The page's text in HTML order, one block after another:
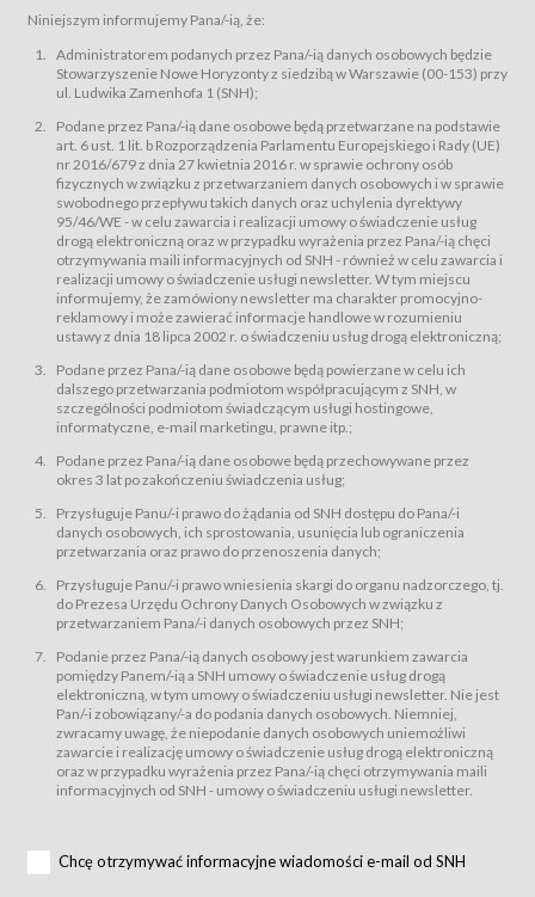
podmiotom z branży mediów i filmowej (Akredytacje);
Bilety – wybrane dokumenty potwierdzające zawarcie umowy z
Usługodawcą i uprawniające do wzięcia udziału w Wydarzeniu,
przewidziane przez Usługodawcę dla danego Wydarzenia, tj. uprawniające
do uczestnictwa w wielu albo w pojedynczych seansach filmowych,
Sklep – sklep internetowy prowadzony przez Usługodawcę w Serwisie;
Regulamin – niniejszy regulamin.
§ 2
Postanowienia ogólne
Regulamin określa zasady:
świadczenia Usługobiorcom Usług przez Usługodawcę, z
zastrzeżeniem usług, o których mowa w ust. 2 pkt. 4 i 5 poniżej, których
zasady świadczenia precyzują odrębne regulaminy,
przetwarzania przez Usługodawcę danych osobowych Usługobiorców
będących osobami fizycznymi.
świadczy Usługi drogą elektroniczną w rozumieniu ustawy z dnia 18 lipca
2002 r. o świadczeniu usług drogą elektroniczną (Dz.U. z 2002 r., Nr 144, poz.
1204, z późń. zm.). Usługi świadczone są nieodpłatnie.
usługę przeglądania i odczytywania przez Usługobiorców materiałów
zamieszczanych w Serwisie,
usługę utrzymywania konta użytkownika w Serwisie,
usługę newsletter,
usługę zawierania na odległość umów nabycia Karnetów i Biletów,
usługę zawierania na odległość umów sprzedaży w Sklepie.
dnia 18 lipca 2002 r. o świadczeniu usług drogą elektroniczną (Dz.U. z 2002
r., Nr 144, poz. 1204, z późń. zm.). Usługi świadczone są nieodpłatnie.
Na zasadach określonych w Regulaminie dostęp do Serwisu jest otwarty dla
Usługobiorca przed rozpoczęciem korzystania z Serwisu jest zobowiązany
zapoznać się z Regulaminem. Założenie konta w Serwisie oraz zamówienie
usługi newsletter za pośrednictwem przeznaczonego do tego formularza
zamieszczonego na stronach Serwisu dostępnych dla wszystkich
Usługobiorców wymaga akceptacji postanowień Regulaminu.
Usługobiorca zobowiązany jest do przestrzegania postanowień Regulaminu
od chwili rozpoczęcia korzystania z Serwisu.
Regulamin jest udostępniony Usługobiorcom nieodpłatnie za
Warunki techniczne korzystania z Usług
Niniejszym informujemy Pana/-ią, że:
Administratorem podanych przez Pana/-ią danych osobowych będzie
Stowarzyszenie Nowe Horyzonty z siedzibą w Warszawie (00-153) przy
ul. Ludwika Zamenhofa 1 (SNH);
Podane przez Pana/-ią dane osobowe będą przetwarzane na podstawie
art. 6 ust. 1 lit. b Rozporządzenia Parlamentu Europejskiego i Rady (UE)
nr 2016/679 z dnia 27 kwietnia 2016 r. w sprawie ochrony osób
fizycznych w związku z przetwarzaniem danych osobowych i w sprawie
swobodnego przepływu takich danych oraz uchylenia dyrektywy
95/46/WE - w celu zawarcia i realizacji umowy o świadczenie usług
drogą elektroniczną oraz w przypadku wyrażenia przez Pana/-ią chęci
otrzymywania maili informacyjnych od SNH - również w celu zawarcia i
realizacji umowy o świadczenie usługi newsletter. W tym miejscu
informujemy, że zamówiony newsletter ma charakter promocyjno-
reklamowy i może zawierać informacje handlowe w rozumieniu
ustawy z dnia 18 lipca 2002 r. o świadczeniu usług drogą elektroniczną;
Podane przez Pana/-ią dane osobowe będą powierzane w celu ich
dalszego przetwarzania podmiotom współpracującym z SNH, w
szczególności podmiotom świadczącym usługi hostingowe,
informatyczne, e-mail marketingu, prawne itp.;
Podane przez Pana/-ią dane osobowe będą przechowywane przez
okres 3 lat po zakończeniu świadczenia usług;
Przysługuje Panu/-i prawo do żądania od SNH dostępu do Pana/-i
danych osobowych, ich sprostowania, usunięcia lub ograniczenia
przetwarzania oraz prawo do przenoszenia danych;
Przysługuje Panu/-i prawo wniesienia skargi do organu nadzorczego, tj.
do Prezesa Urzędu Ochrony Danych Osobowych w związku z
przetwarzaniem Pana/-i danych osobowych przez SNH;
Podanie przez Pana/-ią danych osobowy jest warunkiem zawarcia
pomiędzy Panem/-ią a SNH umowy o świadczenie usług drogą
elektroniczną, w tym umowy o świadczeniu usługi newsletter. Nie jest
Pan/-i zobowiązany/-a do podania danych osobowych. Niemniej,
zwracamy uwagę, że niepodanie danych osobowych uniemożliwi
zawarcie i realizację umowy o świadczenie usług drogą elektroniczną
oraz w przypadku wyrażenia przez Pana/-ią chęci otrzymywania maili
informacyjnych od SNH - umowy o świadczeniu usługi newsletter.
Chcę otrzymywać informacyjne wiadomości e-mail od SNH